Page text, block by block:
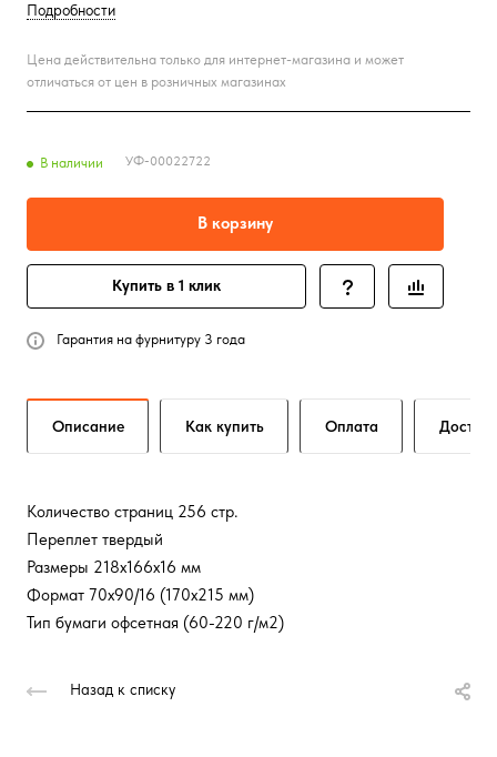
Подробности
Цена действительна только для интернет-магазина и может
отличаться от цен в розничных магазинах
В наличии УФ-00022722
В корзину
Купить в 1 клик
Гарантия на фурнитуру 3 года
Описание Как купить Оплата
Количество страниц 256 стр.
Переплет твердый
Размеры 218x166x16 мм
Формат 70x90/16 (170x215 мм)
Тип бумаги офсетная (60-220 г/м2)
Назад к списку